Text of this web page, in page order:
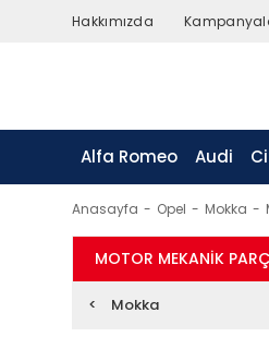
Hakkımızda
Alfa Romeo Audi
Anasayfa Opel Mokka
MOTOR MEKANIK
Mokka